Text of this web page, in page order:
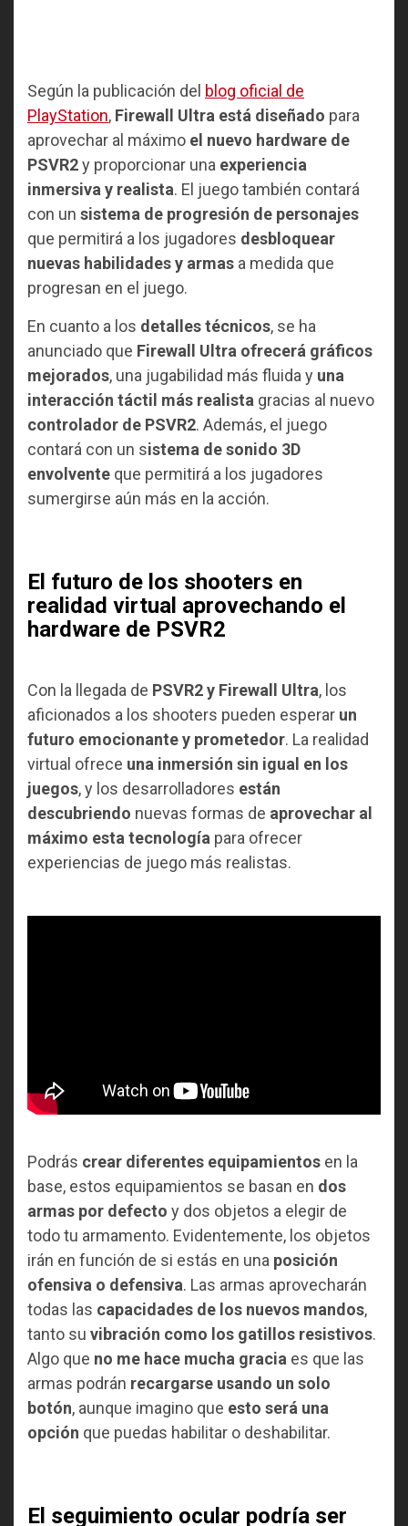
Según la publicación del blog oficial de
PlayStation, Firewall Ultra está diseñado para
aprovechar al máximo el nuevo hardware de
PSVR2y proporcionar una experiencia
inmersiva y realista. El juego también contará
con un sistema de progresión de personajes
que permitirá a los jugadores desbloquear
nuevas habilidades y armas a medida que
progresan en el juego.
En cuanto a los detalles técnicos, se ha
anunciado que Firewall Ultra ofrecerá gráficos
mejorados, una jugabilidad más fluida y una
interacción táctil más realista gracias al nuevo
controlador de PSVR2. Además, el juego
contará con un sistema de sonido 3D
envolvente que permitirá a los jugadores
sumergirse aún más en la acción.
El futuro de los shooters en
realidad virtual aprovechando el
hardware de PSVR2
Con la llegada de PSVR2 y Firewall Ultra, los
aficionados a los shooters pueden esperar un
futuro emocionante y prometedor. La realidad
virtual ofrece una inmersión sin igual en los
juegos, y los desarrolladores están
descubriendo nuevas formas de aprovechar al
máximo esta tecnología para ofrecer
experiencias de juego más realistas.
Podrás crear diferentes equipamientos en la
base, estos equipamientos se basan en dos
armas por defecto y dos objetos a elegir de
todo tu armamento. Evidentemente, los objetos
irán en función de si estás en una posición
ofensiva o defensiva. Las armas aprovecharán
todas las capacidades de los nuevos mandos,
tanto su vibración como los gatillos resistivos.
Algo que no me hace mucha gracia es que las
armas podrán recargarse usando un solo
botón, aunque imagino que esto será una
opción que puedas habilitar o deshabilitar.
El seguimiento ocular podría ser